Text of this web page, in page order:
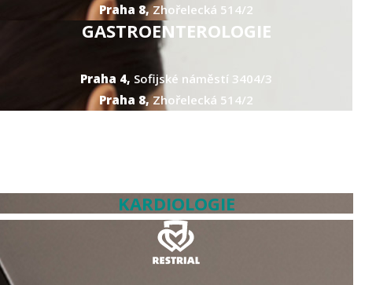
Praha 8,Zhořelecká 514/2
GASTROENTEROLOGIE
Praha 4, Sofijské náměstí 3404/3
Praha 8,Zhořelecká 514/2
KARDIOLOGIE